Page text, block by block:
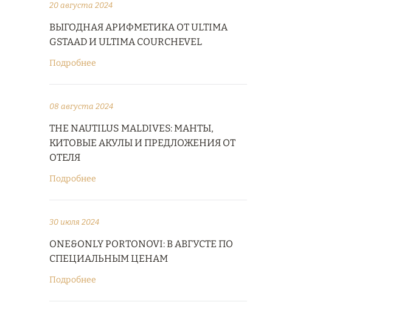
20 августа 2024
ВЫГОДНАЯ АРИФМЕТИКА ОТ ULTIMA
GSTAAD И ULTIMA COURCHEVEL
Подробнее
08 августа 2024
THE NAUTILUS MALDIVES: МАНТЫ,
КИТОВЫЕ АКУЛЫ И ПРЕДЛОЖЕНИЯ ОТ
ОТЕЛЯ
Подробнее
30 июля 2024
ONE&ONLY PORTONOVI: В АВГУСТЕ ПО
СПЕЦИАЛЬНЫМ ЦЕНАМ
Подробнее